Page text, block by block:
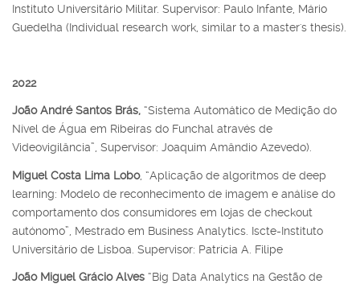
Instituto Universitário Militar. Supervisor: Paulo Infante, Mário
Guedelha (Individual research work, similar to a master's thesis).
2022
João André Santos Brás, “Sistema Automático de Medição do
Nível de Água em Ribeiras do Funchal através de
Videovigilância”, Supervisor: Joaquim Amândio Azevedo).
Miguel Costa Lima Lobo, “Aplicação de algoritmos de deep
learning: Modelo de reconhecimento de imagem e análise do
comportamento dos consumidores em lojas de checkout
autónomo”, Mestrado em Business Analytics. Iscte-Instituto
Universitário de Lisboa. Supervisor: Patrícia A. Filipe
João Miguel Grácio Alves “Big Data Analytics na Gestão de